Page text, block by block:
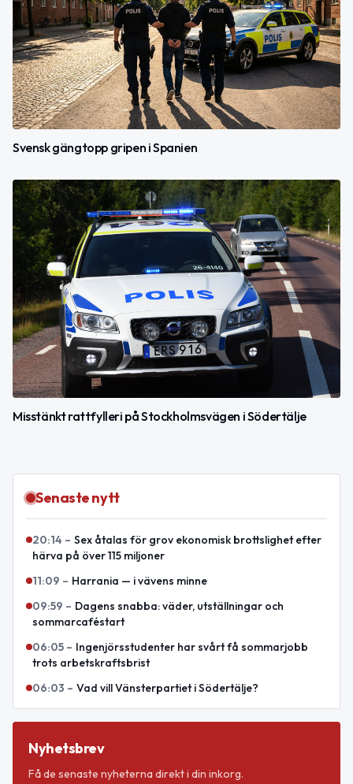
Svensk gängtopp gripen i Spanien
Misstänkt rattfylleri på Stockholmsvägen i Södertälje
Senaste nytt
20:14 – Sex åtalas för grov ekonomisk brottslighet efter
härva på över 115 miljoner
11:09 – Harrania — i vävens minne
09:59 – Dagens snabba: väder, utställningar och
sommarcaféstart
06:05 – Ingenjörsstudenter har svårt få sommarjobb
trots arbetskraftsbrist
06:03 – Vad vill Vänsterpartiet i Södertälje?
Nyhetsbrev
Få de senaste nyheterna direkt i din inkorg.